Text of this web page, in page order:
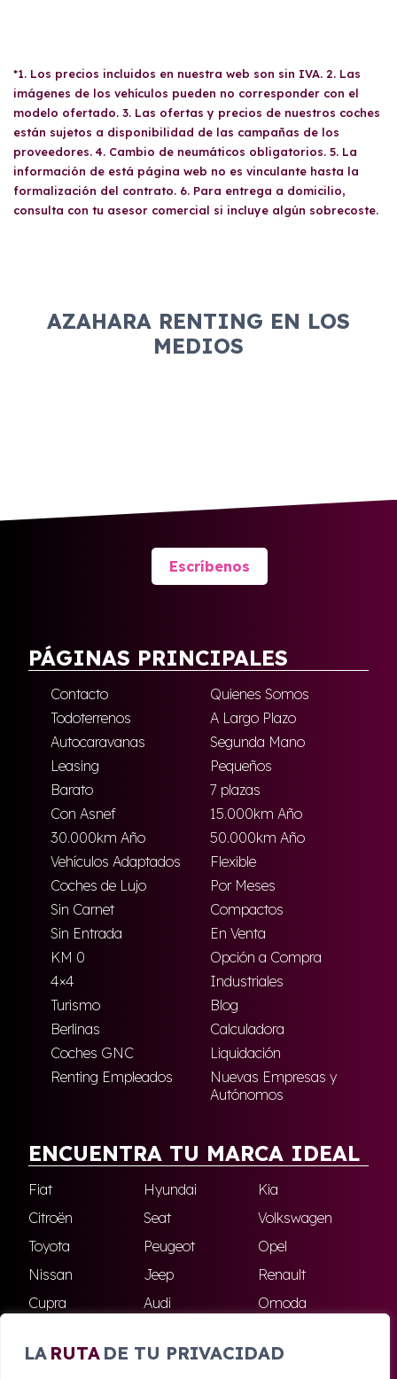
LA RUTA DE TU PRIVACIDAD
*1. Los precios incluidos en nuestra web son sin IVA. 2. Las
imágenes de los vehículos pueden no corresponder con el
modelo ofertado. 3. Las ofertas y precios de nuestros coches
están sujetos a disponibilidad de las campañas de los
proveedores. 4. Cambio de neumáticos obligatorios. 5. La
información de está página web no es vinculante hasta la
formalización del contrato. 6. Para entrega a domicilio,
consulta con tu asesor comercial si incluye algún sobrecoste.
AZAHARA RENTING EN LOS
MEDIOS
Escríbenos
PÁGINAS PRINCIPALES
Contacto
Quienes Somos
Todoterrenos
A Largo Plazo
Autocaravanas
Segunda Mano
Leasing
Pequeños
Barato
7 plazas
Con Asnef
15.000km Año
30.000km Año
50.000km Año
Vehículos Adaptados
Flexible
Coches de Lujo
Por Meses
Sin Carnet
Compactos
Sin Entrada
En Venta
KM 0
Opción a Compra
4×4
Industriales
Turismo
Blog
Berlinas
Calculadora
Coches GNC
Liquidación
Renting Empleados
Nuevas Empresas y
Autónomos
ENCUENTRA TU MARCA IDEAL
Fiat Hyundai
Kia
Citroën
Seat
Volkswagen
Toyota
Peugeot
Opel
Nissan
Jeep
Renault
Cupra
Audi
Omoda
Skoda
Ford Todas las marcas